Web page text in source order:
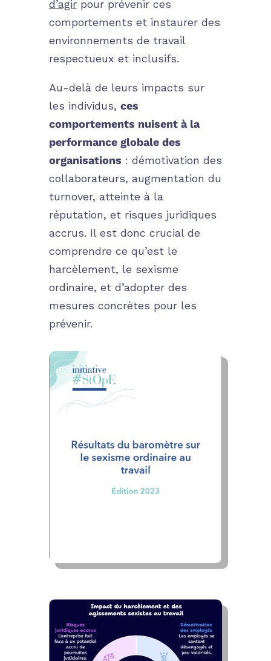
d’agirpour prévenir ces
comportements et instaurer des
environnements de travail
respectueux et inclusifs.
Au-delà de leurs impacts sur
les individus, ces
comportements nuisent à la
performance globale des
organisations : démotivation des
collaborateurs, augmentation du
turnover, atteinte à la
réputation, et risques juridiques
accrus. Il est donc crucial de
comprendre ce qu’est le
harcèlement, le sexisme
ordinaire, et d’adopter des
mesures concrètes pour les
prévenir.